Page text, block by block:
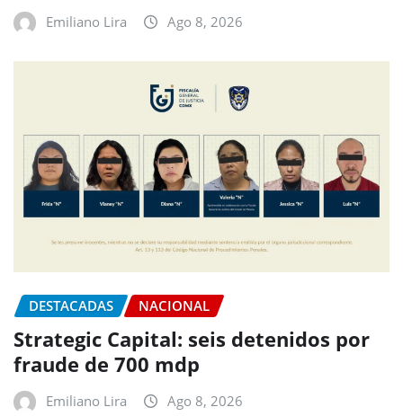
Emiliano Lira Ago 8, 2026
DESTACADAS NACIONAL
Strategic Capital: seis detenidos por
fraude de 700 mdp
Emiliano Lira Ago 8, 2026